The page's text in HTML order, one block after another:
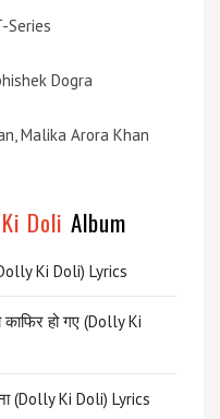
Series
Dogra
Malika Arora Khan
Doli Album
Ki Doli) Lyrics
हो गए (Dolly Ki
(Dolly Ki Doli) Lyrics